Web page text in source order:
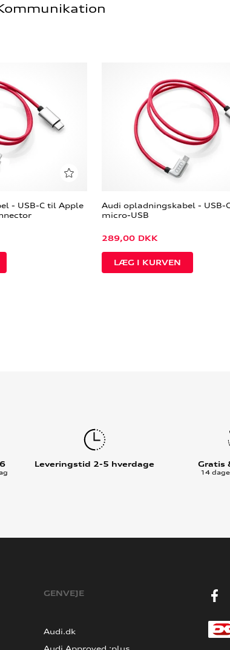
- USB-C til Apple
Audi opladningskabel - USB-
micro-USB
289,00 DKK
Leveringstid 2-5 hverdage Gratis
14
GENVEJE
Audi.dk